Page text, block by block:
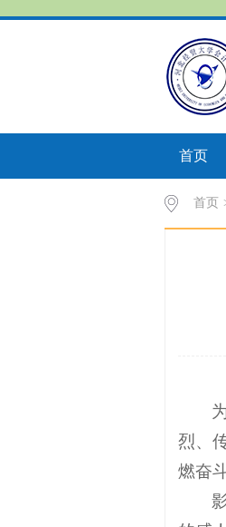
首页
首页
烈、
燃奋